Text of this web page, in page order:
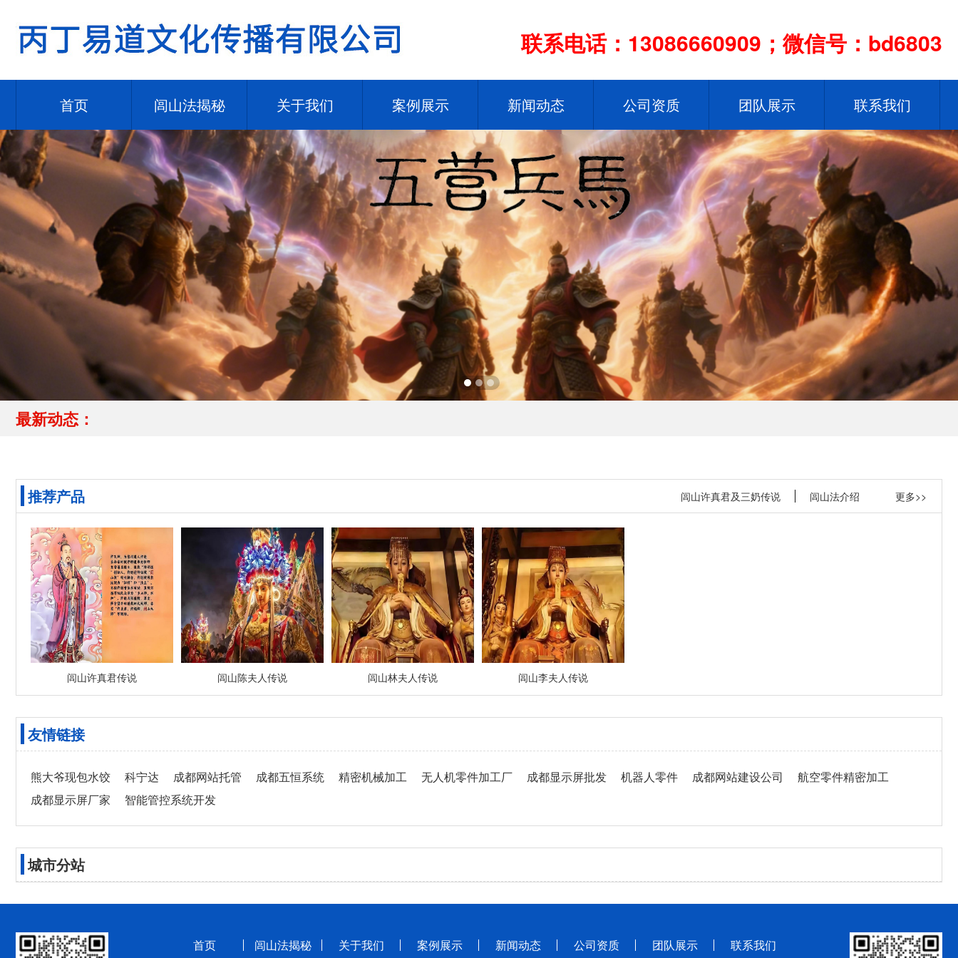
联系电话：13086660909；微信号：bd6803
首页 闾山法揭秘 关于我们 案例展示 新闻动态 公司资质 团队展示 联系我们
最新动态：
推荐产品 更多>>
闾山许真君及三奶传说 闾山法介绍
闾山许真君传说 闾山陈夫人传说 闾山林夫人传说 闾山李夫人传说
友情链接
熊大爷现包水饺 科宁达 成都网站托管 成都五恒系统 精密机械加工 无人机零件加工厂 成都显示屏批发 机器人零件 成都网站建设公司
航空零件精密加工
成都显示屏厂家
智能管控系统开发
城市分站
首页 闾山法揭秘 关于我们 案例展示 新闻动态 公司资质 团队展示 联系我们